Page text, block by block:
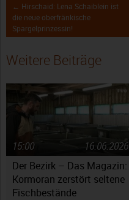
← Hirschaid: Lena Schaiblein ist
die neue oberfränkische
Spargelprinzessin!
Weitere Beiträge
Der Bezirk – Das Magazin:
Kormoran zerstört seltene
Fischbestände
16.06.2026
15:00